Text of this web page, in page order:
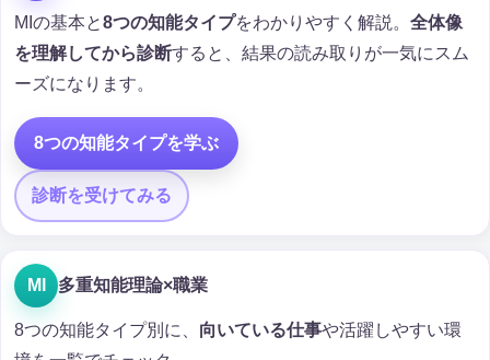
MIの基本と8つの知能タイプをわかりやすく解説。 全体像
を理解してから診断すると、結果の読み取りが一気にスム
ーズになります。
8つの知能タイプを学ぶ
診断を受けてみる
MI 多重知能理論×職業
8つの知能タイプ別に、 向いている仕事や活躍しやすい環